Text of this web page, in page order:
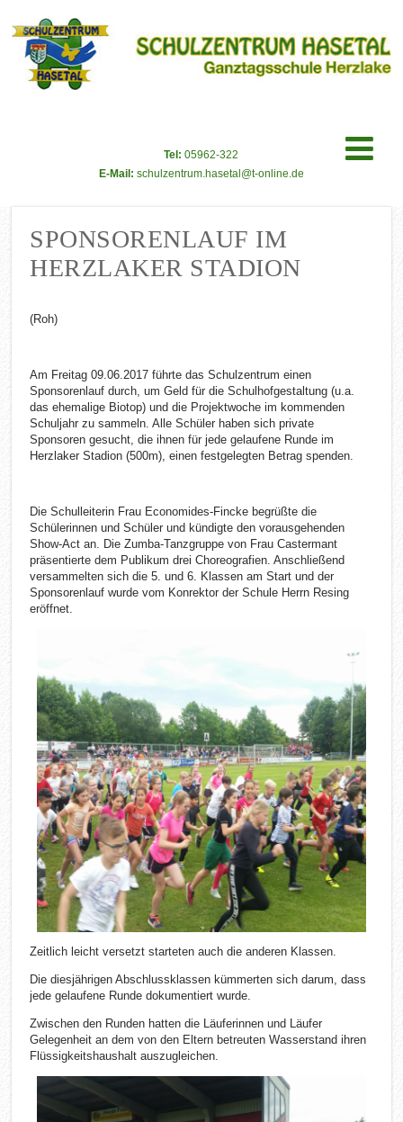
Tel: 05962-322
E-Mail: schulzentrum.hasetal@t-online.de
SPONSORENLAUF IM
HERZLAKER STADION
(Roh)
Am Freitag 09.06.2017 führte das Schulzentrum einen
Sponsorenlauf durch, um Geld für die Schulhofgestaltung (u.a.
das ehemalige Biotop) und die Projektwoche im kommenden
Schuljahr zu sammeln. Alle Schüler haben sich private
Sponsoren gesucht, die ihnen für jede gelaufene Runde im
Herzlaker Stadion (500m), einen festgelegten Betrag spenden.
Die Schulleiterin Frau Economides-Fincke begrüßte die
Schülerinnen und Schüler und kündigte den vorausgehenden
Show-Act an. Die Zumba-Tanzgruppe von Frau Castermant
präsentierte dem Publikum drei Choreografien. Anschließend
versammelten sich die 5. und 6. Klassen am Start und der
Sponsorenlauf wurde vom Konrektor der Schule Herrn Resing
eröffnet.
Zeitlich leicht versetzt starteten auch die anderen Klassen.
Die diesjährigen Abschlussklassen kümmerten sich darum, dass
jede gelaufene Runde dokumentiert wurde.
Zwischen den Runden hatten die Läuferinnen und Läufer
Gelegenheit an dem von den Eltern betreuten Wasserstand ihren
Flüssigkeitshaushalt auszugleichen.